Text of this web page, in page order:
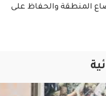
المنطقة والحفاظ على